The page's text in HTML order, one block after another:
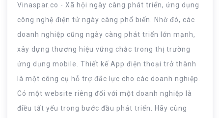
Vinaspar.co - Xã hội ngày càng phát triển, ứng dụng
công nghệ điện tử ngày càng phổ biến. Nhờ đó, các
doanh nghiệp cũng ngày càng phát triển lớn mạnh,
xây dựng thương hiệu vững chắc trong thị trường
ứng dụng mobile. Thiết kế App điện thoại trở thành
là một công cụ hỗ trợ đắc lực cho các doanh nghiệp.
Có một website riêng đối với một doanh nghiệp là
điều tất yếu trong bước đầu phát triển. Hãy cùng